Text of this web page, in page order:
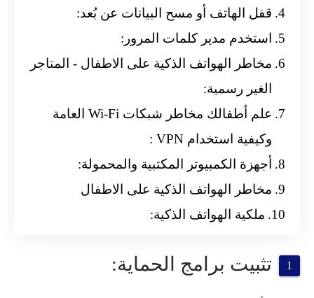
قفل الهاتف أو مسح البيانات عن بُعد:
استخدم مدير كلمات المرور:
مخاطر الهواتف الذكية على الاطفال - المتاجر
الغير رسمية:
علم أطفالك مخاطر شبكات Wi-Fi العامة
وكيفية استخدام VPN :
أجهزة الكمبيوتر المكتبية والمحمولة:
مخاطر الهواتف الذكية على الاطفال
ملكية الهواتف الذكية:
تثبيت برامج الحماية: